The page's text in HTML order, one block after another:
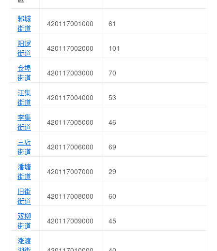
邾城
街道
420117001000 61
阳逻
街道
420117002000 101
仓埠
街道
420117003000 70
汪集
街道
420117004000 53
李集
街道
420117005000 46
三店
街道
420117006000 69
潘塘
街道
420117007000 29
旧街
街道
420117008000 60
双柳
街道
420117009000 45
涨渡